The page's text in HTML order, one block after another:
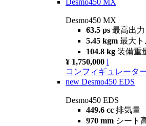
Desmo450 MX
Desmo450 MX
63.5 ps 最高出力
5.45 kgm 最大ト
104.8 kg 装備重
¥ 1,750,000 i
コンフィギュレータ
new Desmo450 EDS
Desmo450 EDS
449.6 cc 排気量
970 mm シート